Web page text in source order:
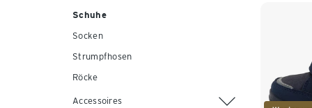
Schuhe
Socken
Strumpfhosen
Röcke
Accessoires